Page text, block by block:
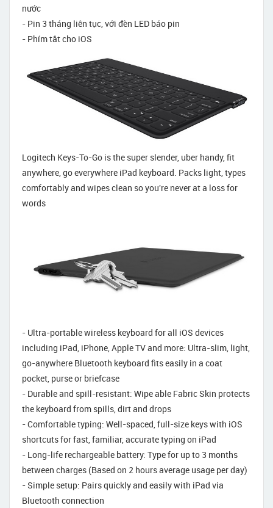
nước
- Pin 3 tháng liên tục, với đèn LED báo pin
- Phím tắt cho iOS
Logitech Keys-To-Go is the super slender, uber handy, fit
anywhere, go everywhere iPad keyboard. Packs light, types
comfortably and wipes clean so you're never at a loss for
words
- Ultra-portable wireless keyboard for all iOS devices
including iPad, iPhone, Apple TV and more: Ultra-slim, light,
go-anywhere Bluetooth keyboard fits easily in a coat
pocket, purse or briefcase
- Durable and spill-resistant: Wipe able Fabric Skin protects
the keyboard from spills, dirt and drops
- Comfortable typing: Well-spaced, full-size keys with iOS
shortcuts for fast, familiar, accurate typing on iPad
- Long-life rechargeable battery: Type for up to 3 months
between charges (Based on 2 hours average usage per day)
- Simple setup: Pairs quickly and easily with iPad via
Bluetooth connection